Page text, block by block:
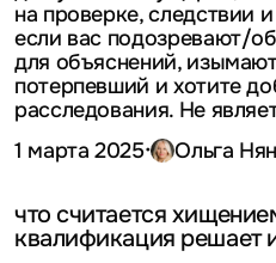
на проверке, следствии
если вас подозревают/
для объяснений,
потерпевший и хотите
расследования.Не
1 марта 2025· Ольга
что считается
квалификация решает